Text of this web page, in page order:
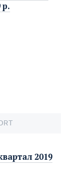
2019